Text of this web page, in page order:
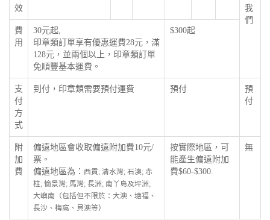
效
我
們
費
用
30元起,
印章類訂單享有優惠運費28元，滿
128元，並兩個以上，印章類訂單
免順豐基本運費。
$300起
支
付
方
式
到付，印章類需要預付運費 預付
預
付
附
加
費
偏遠地區會收取偏遠附加費10元/
票。
偏遠地區為： 西貢; 清水灣; 石澳; 赤
柱; 愉景灣; 馬灣; 長洲; 南丫島及坪洲;
大嶼南（包括但不限於：大澳、塘福、
長沙、梅窩、貝澳等）
按實際地區，可
能產生偏遠附加
費$60-$300.
無